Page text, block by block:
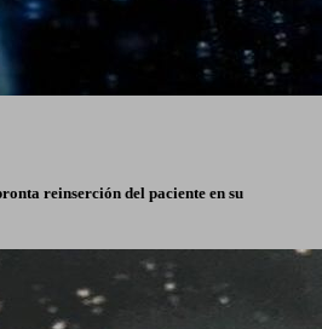
reinserción del paciente en su